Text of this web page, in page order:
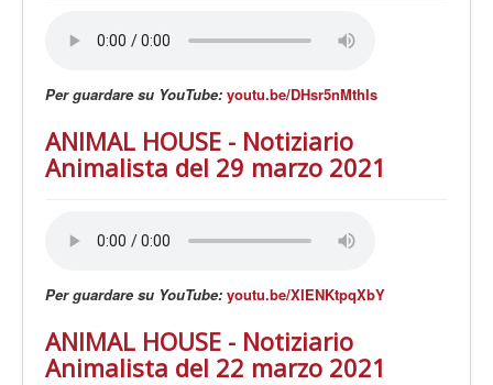
Per guardare su YouTube: youtu.be/DHsr5nMthIs
ANIMAL HOUSE - Notiziario
Animalista del 29 marzo 2021
Per guardare su YouTube: youtu.be/XIENKtpqXbY
ANIMAL HOUSE - Notiziario
Animalista del 22 marzo 2021